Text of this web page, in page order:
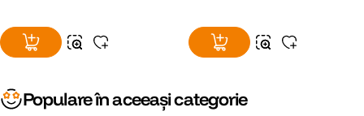
Populare în aceeași categorie